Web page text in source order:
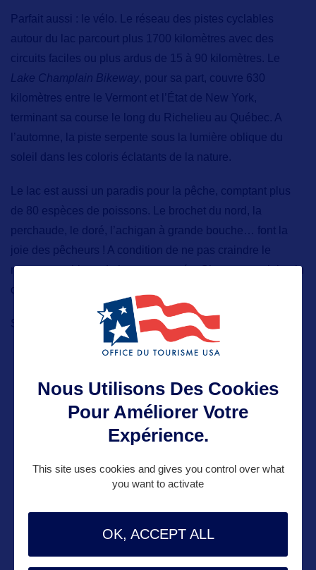
Parfait aussi : le vélo.
Le réseau des pistes cyclables
autour du lac parcourt plus 1700 kilomètres avec des
circuits faciles ou plus ardus de 15 à 90 kilomètres. Le
Lake Champlain Bikeway, pour sa part, couvre 630
kilomètres entre le Vermont et l’État de New York,
terminant sa course le long du Richelieu au Québec. A
l’automne, la piste serpente sous la lumière oblique du
soleil dans les coloris éclatants de la nature.
Le lac est aussi un paradis pour la pêche, comptant plus
de 80 espèces de poissons. Le brochet du nord, la
perchaude, le doré, l’achigan à grande bouche… font la
joie des pêcheurs ! A condition de ne pas craindre le
monstre mythique du lac surnommé « Champ », un lointain
cousin du monstre du Loch Ness !
Site Internet : https://www.lakechamplainregion.com/
ALLEZ PLUS LOIN
ADRESSES
Vermont Dept. of Tourism and
Nous Utilisons Des Cookies
Pour Améliorer Votre
Expérience.
This site uses cookies and gives you control over what
you want to activate
OK, ACCEPT ALL